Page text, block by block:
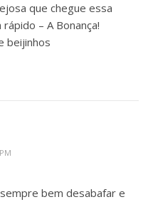
que chegue essa
– A Bonança!
beijinhos
bem desabafar e